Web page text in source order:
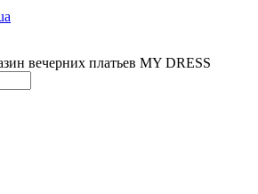
вечерних платьев MY DRESS